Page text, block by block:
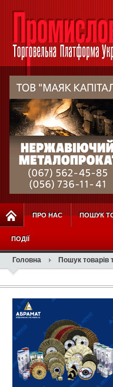
ПРО НАС ПОШУК
ПОДІЇ
Головна Пошук товарів